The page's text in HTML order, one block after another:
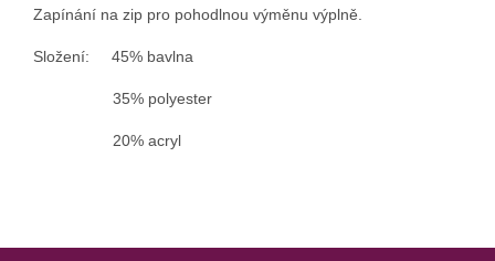
Zapínání na zip pro pohodlnou výměnu výplně.
Složení: 45% bavlna
35% polyester
20% acryl